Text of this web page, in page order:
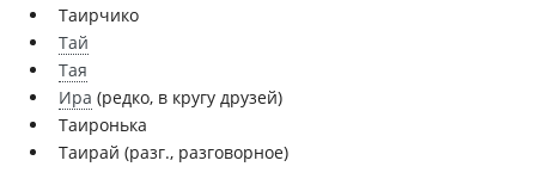
Таирчико
Тай
Тая
Ира (редко, в кругу друзей)
Таиронька
Таирай (разг., разговорное)